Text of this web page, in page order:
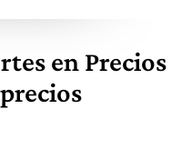
en Precios